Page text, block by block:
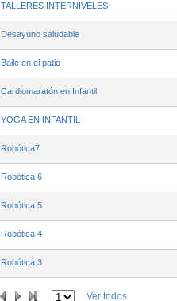
TALLERES INTERNIVELES
Desayuno saludable
Baile en el patio
Cardiomaratón en Infantil
YOGA EN INFANTIL
Robótica7
Robótica 6
Robótica 5
Robótica 4
Robótica 3
Ver todos